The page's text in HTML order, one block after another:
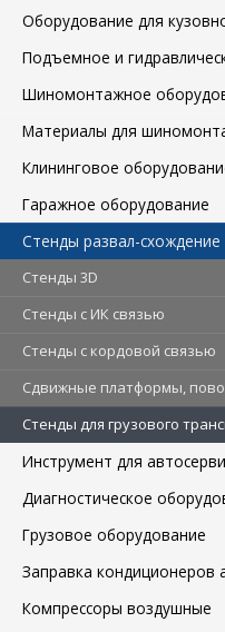
Оборудование для
Подъемное и
Шиномонтажное
Материалы для
Клининговое
Гаражное оборудование
Стенды развал-схождение
Стенды 3D
Стенды c ИК связью
Стенды с кордовой связью
Сдвижные платформы,
Стенды для грузового
Инструмент для
Диагностическое
Грузовое оборудование
Заправка кондиционеров
Компрессоры воздушные